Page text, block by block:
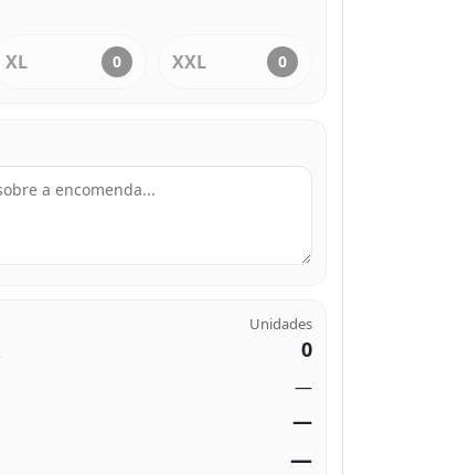
XL 0 XXL 0
Unidades
0
—
—
—